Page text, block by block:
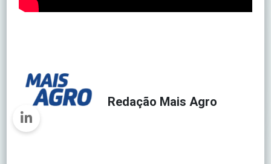
Redação Mais Agro